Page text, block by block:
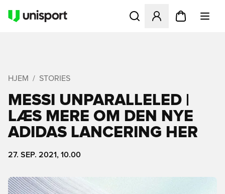
Åbner en Modal til at
HJEM STORIES
MESSI UNPARALLELED |
LÆS MERE OM DEN NYE
ADIDAS LANCERING HER
27. SEP. 2021, 10.00